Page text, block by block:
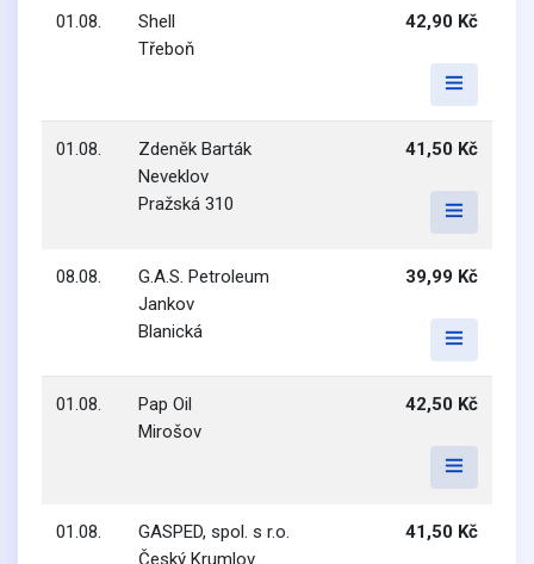
01.08.
Shell
Třeboň
42,90 Kč
01.08.
Zdeněk Barták
Neveklov
Pražská 310
41,50 Kč
08.08.
G.A.S. Petroleum
Jankov
Blanická
39,99 Kč
01.08.
Pap Oil
Mirošov
42,50 Kč
01.08.
GASPED, spol. s r.o.
Český Krumlov
41,50 Kč